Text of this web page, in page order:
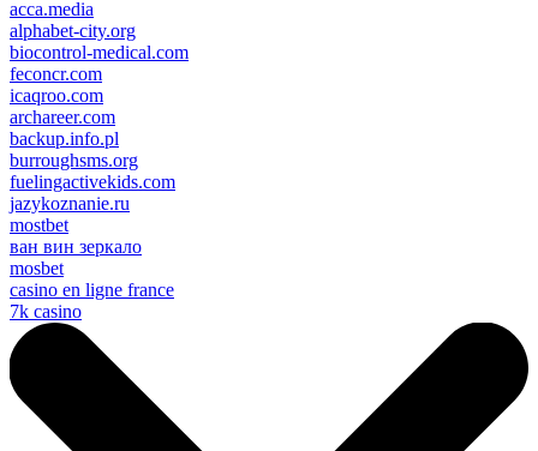
acca.media
alphabet-city.org
biocontrol-medical.com
feconcr.com
icaqroo.com
archareer.com
backup.info.pl
burroughsms.org
fuelingactivekids.com
jazykoznanie.ru
mostbet
ван вин зеркало
mosbet
casino en ligne france
7k casino